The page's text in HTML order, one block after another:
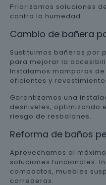
Priorizamos soluciones
contra la humedad.
Cambio de bañera
Sustituimos bañeras por
para mejorar la
Instalamos mamparas
eficientes y
Garantizamos una
desniveles, optimizando
riesgo de resbalones.
Reforma de baños
Aprovechamos al
soluciones funcionales.
compactos, muebles
correderas.